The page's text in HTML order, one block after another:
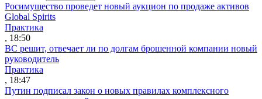
Росимущество проведет новый аукцион по продаже активов
Global Spirits
Практика
, 18:50
ВС решит, отвечает ли по долгам брошенной компании новый
руководитель
Практика
, 18:47
Путин подписал закон о новых правилах комплексного